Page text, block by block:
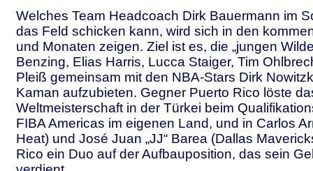
Welches Team Headcoach Dirk Bauermann im
das Feld schicken kann, wird sich in den
und Monaten zeigen. Ziel ist es, die „jungen
Benzing, Elias Harris, Lucca Staiger, Tim
Pleiß gemeinsam mit den NBA-Stars Dirk
Kaman aufzubieten. Gegner Puerto Rico löste
Weltmeisterschaft in der Türkei beim
FIBA Americas im eigenen Land, und in Carlos
Heat) und José Juan „JJ“ Barea (Dallas
Rico ein Duo auf der Aufbauposition, das sein